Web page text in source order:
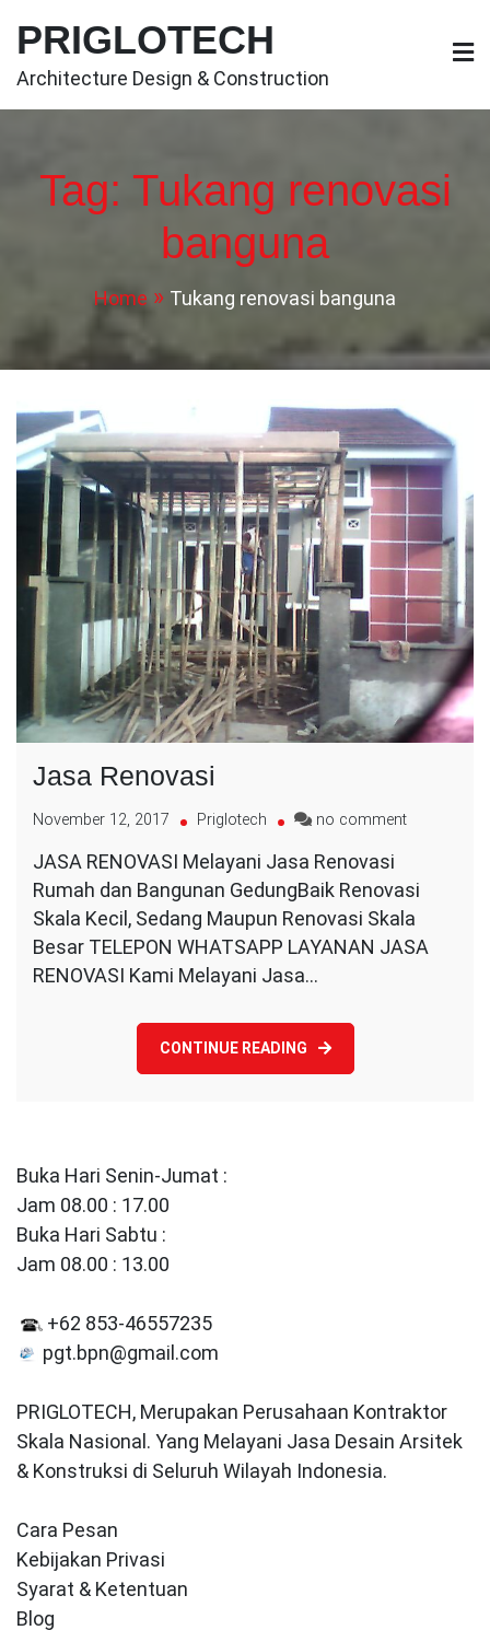
content
PRIGLOTECH
Architecture Design & Construction
Tag: Tukang renovasi
banguna
Home Tukang renovasi banguna
Jasa Renovasi
November 12, 2017 Priglotech no commenton
JASA RENOVASI Melayani Jasa Renovasi
Rumah dan Bangunan GedungBaik Renovasi
Skala Kecil, Sedang Maupun Renovasi Skala
Besar TELEPON WHATSAPP LAYANAN JASA
RENOVASI Kami Melayani Jasa…
CONTINUE READING
Buka Hari Senin-Jumat :
Jam 08.00 : 17.00
Buka Hari Sabtu :
Jam 08.00 : 13.00
+62 853-46557235
pgt.bpn@gmail.com
PRIGLOTECH, Merupakan Perusahaan Kontraktor
Skala Nasional. Yang Melayani Jasa Desain Arsitek
& Konstruksi di Seluruh Wilayah Indonesia.
Cara Pesan
Kebijakan Privasi
Syarat & Ketentuan
Blog